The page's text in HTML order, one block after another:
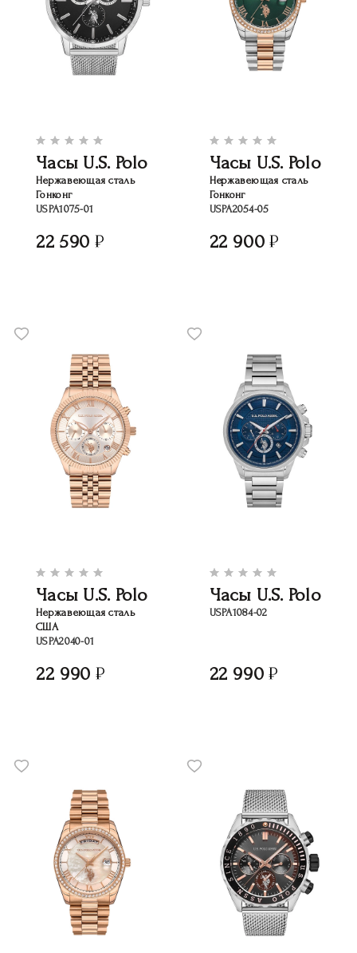
Часы U.S. Polo
Нержавеющая сталь
Гонконг
USPA1075-01
22 590
Часы U.S. Polo
Нержавеющая сталь
Гонконг
USPA2054-05
22 900
Часы U.S. Polo
Нержавеющая сталь
США
USPA2040-01
22 990
Часы U.S. Polo
USPA1084-02
22 990